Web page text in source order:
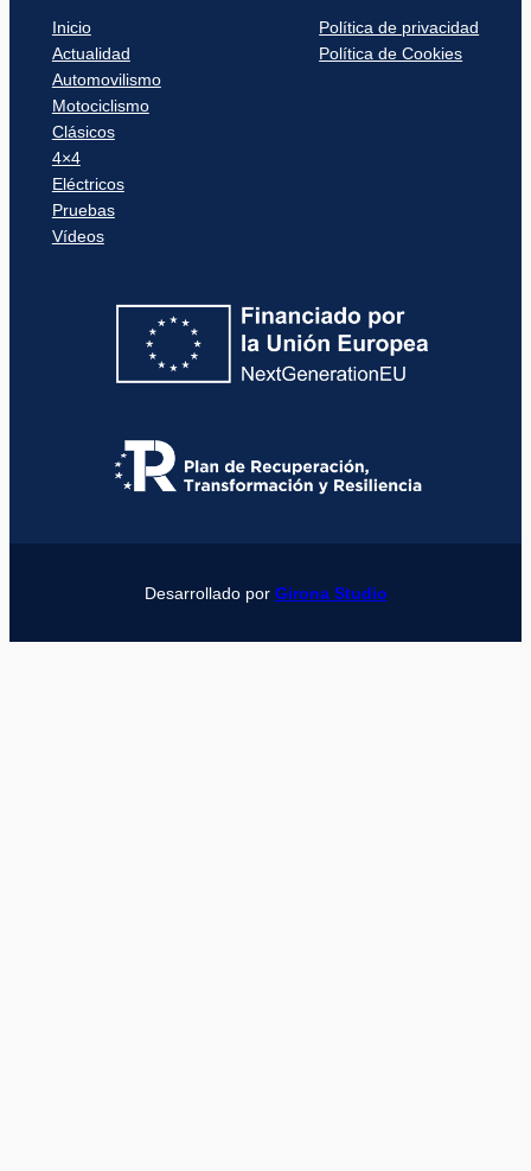
Inicio
Actualidad
Automovilismo
Motociclismo
Clásicos
4×4
Eléctricos
Pruebas
Vídeos
Política de privacidad
Política de Cookies
Desarrollado por Girona Studio